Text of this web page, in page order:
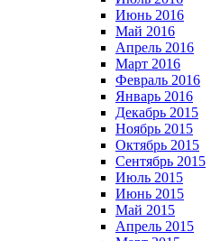
Июнь 2016
Май 2016
Апрель 2016
Март 2016
Февраль 2016
Январь 2016
Декабрь 2015
Ноябрь 2015
Октябрь 2015
Сентябрь 2015
Июль 2015
Июнь 2015
Май 2015
Апрель 2015